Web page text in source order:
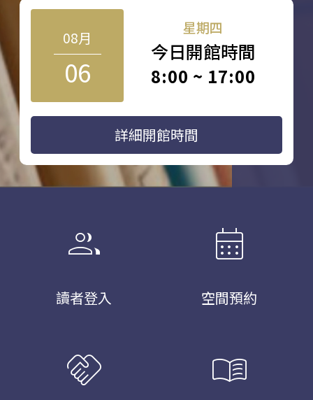
08月
06
星期四
今日開館時間
8:00 ~ 17:00
詳細開館時間
group
讀者登入
calendar_month
空間預約
handshake menu_book